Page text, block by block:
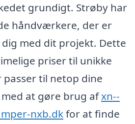
grundigt. Strøby har
håndværkere, der er
med dit projekt. Dette
priser til unikke
til netop dine
med at gøre brug afxn--
nxb.dkfor at finde